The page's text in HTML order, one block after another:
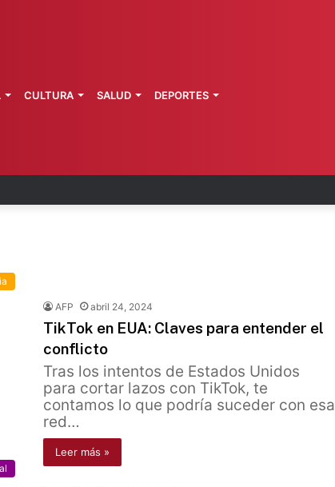
coordinación sanitaria en los estados
CULTURA SALUD DEPORTES
AFP abril 24, 2024
TikTok en EUA: Claves para entender el
conflicto
Tras los intentos de Estados Unidos
para cortar lazos con TikTok, te
contamos lo que podría suceder con esa
red…
Leer más »